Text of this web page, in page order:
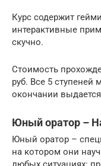
Курс содержит
интерактивные
скучно.
Стоимость
руб. Все 5 ступеней
окончании
Юный оратор –
Юный оратор –
на котором они